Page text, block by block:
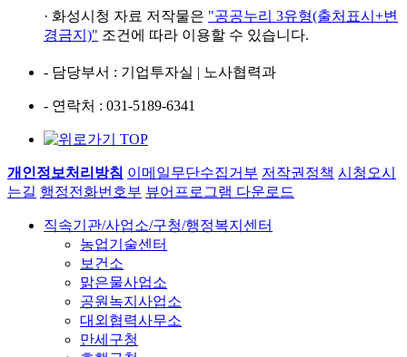
· 화성시청 자료 저작물은 "공공누리 3유형(출처표시+변
경금지)" 조건에 따라 이용할 수 있습니다.
- 담당부서 : 기업투자실 | 노사협력과
- 연락처 : 031-5189-6341
개인정보처리방침 이메일무단수집거부 저작권정책 시청오시
는길 행정전화번호부 뷰어프로그램 다운로드
직속기관/사업소/구청/행정복지센터
농업기술센터
보건소
맑은물사업소
공원녹지사업소
대외협력사무소
만세구청